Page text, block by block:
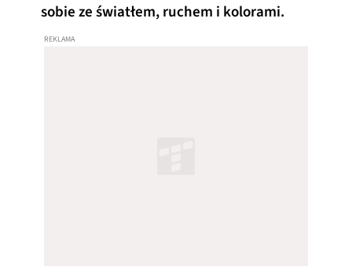
sobie ze światłem, ruchem i kolorami.